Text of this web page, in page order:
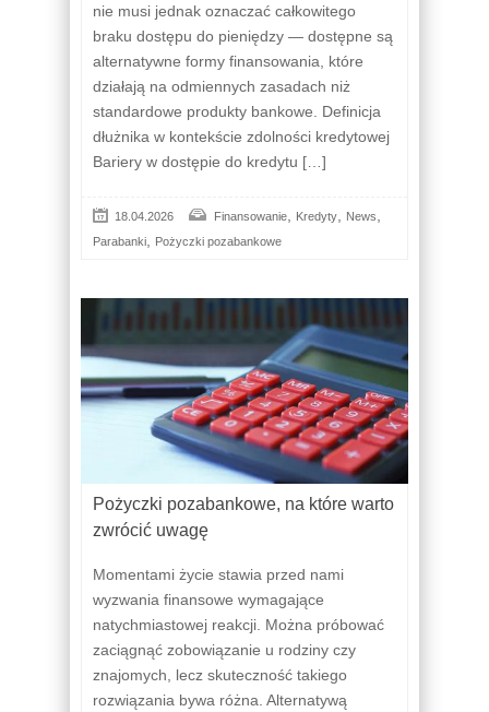
nie musi jednak oznaczać całkowitego
braku dostępu do pieniędzy — dostępne są
alternatywne formy finansowania, które
działają na odmiennych zasadach niż
standardowe produkty bankowe. Definicja
dłużnika w kontekście zdolności kredytowej
Bariery w dostępie do kredytu […]
18.04.2026 Finansowanie Kredyty News
Parabanki Pożyczki pozabankowe
Pożyczki pozabankowe, na które warto
zwrócić uwagę
Momentami życie stawia przed nami
wyzwania finansowe wymagające
natychmiastowej reakcji. Można próbować
zaciągnąć zobowiązanie u rodziny czy
znajomych, lecz skuteczność takiego
rozwiązania bywa różna. Alternatywą